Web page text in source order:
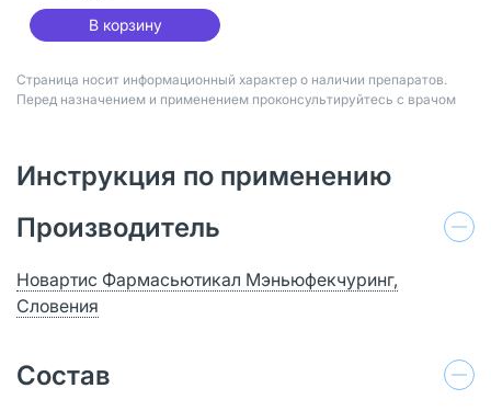
В корзину
Страница носит информационный характер о наличии препаратов.
Перед назначением и применением проконсультируйтесь с врачом
Инструкция по применению
Производитель
Новартис Фармасьютикал Мэньюфекчуринг,
Словения
Состав